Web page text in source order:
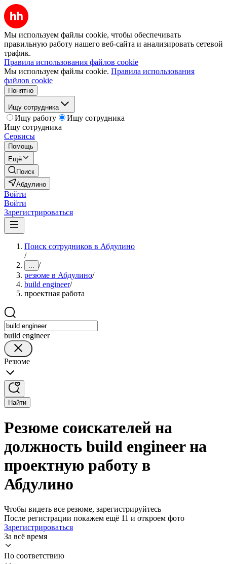
Мы используем файлы cookie, чтобы обеспечивать
правильную работу нашего веб-сайта и анализировать сетевой
трафик.
Правила использования файлов cookie
Мы используем файлы cookie. Правила использования
файлов cookie
Понятно
Ищу сотрудника
Ищу работу
Ищу сотрудника
Ищу сотрудника
Сервисы
Помощь
Ещё
Поиск
Абдулино
Войти
Войти
Зарегистрироваться
Поиск сотрудников в Абдулино
/
... /
резюме в Абдулино/
build engineer/
проектная работа
build engineer
Резюме
Найти
Резюме соискателей на
должность build engineer на
проектную работу в
Абдулино
Чтобы видеть все резюме, зарегистрируйтесь
После регистрации покажем ещё 11 и откроем фото
Зарегистрироваться
За всё время
По соответствию